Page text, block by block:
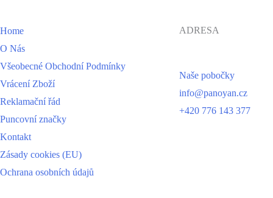
Home
O Nás
Všeobecné Obchodní Podmínky
Vrácení Zboží
Reklamační řád
Puncovní značky
Kontakt
Zásady cookies (EU)
Ochrana osobních údajů
ADRESA
Naše pobočky
info@panoyan.cz
+420 776 143 377